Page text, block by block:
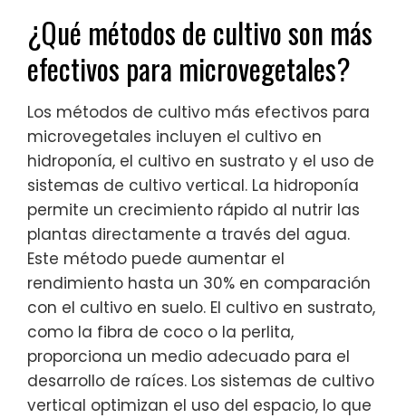
¿Qué métodos de cultivo son más
efectivos para microvegetales?
Los métodos de cultivo más efectivos para
microvegetales incluyen el cultivo en
hidroponía, el cultivo en sustrato y el uso de
sistemas de cultivo vertical. La hidroponía
permite un crecimiento rápido al nutrir las
plantas directamente a través del agua.
Este método puede aumentar el
rendimiento hasta un 30% en comparación
con el cultivo en suelo. El cultivo en sustrato,
como la fibra de coco o la perlita,
proporciona un medio adecuado para el
desarrollo de raíces. Los sistemas de cultivo
vertical optimizan el uso del espacio, lo que